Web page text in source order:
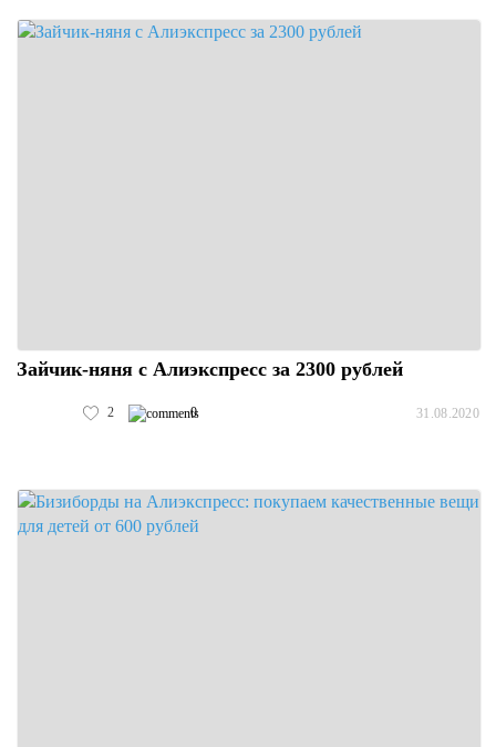
Зайчик-няня с Алиэкспресс за 2300 рублей
2 0 31.08.2020